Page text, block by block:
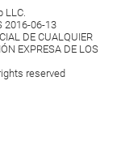
LLC.
2016-06-13
DE CUALQUIER
EXPRESA DE LOS
reserved